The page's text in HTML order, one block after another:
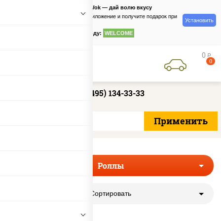
PizzaSushiWok — дай волю вкусу
Скачайте приложение и получите подарок при
по промокоду: WELCOME
Установить
0 руб
0
+7 (495) 134-33-33
Роллы
Сортировать